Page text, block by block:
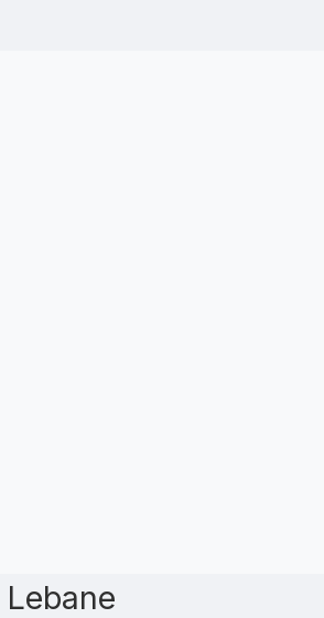
Lebane